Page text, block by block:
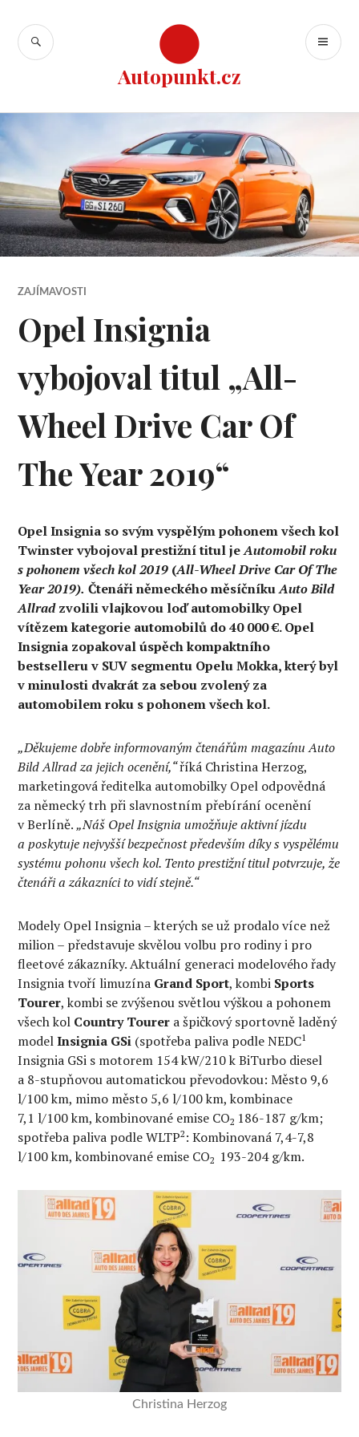
obsahu
Autopunkt.cz
HLEDAT
ZAJÍMAVOSTI
Opel Insignia
vybojoval titul „All-
Wheel Drive Car Of
The Year 2019“
Opel Insignia so svým vyspělým pohonem všech kol
Twinster vybojoval prestižní titul jeAutomobil roku
s pohonem všech kol 2019 (All-Wheel Drive Car Of The
Year 2019). Čtenáři německého měsíčníkuAuto Bild
Allradzvolili vlajkovou loď automobilky Opel
vítězem kategorie automobilů do 40 000 €. Opel
Insignia zopakoval úspěch kompaktního
bestselleru v SUV segmentu Opelu Mokka, který byl
v minulosti dvakrát za sebou zvolený za
automobilem roku s pohonem všech kol.
„Děkujeme dobře informovaným čtenářům magazínu Auto
Bild Allrad za jejich ocenění,“říká Christina Herzog,
marketingová ředitelka automobilky Opel odpovědná
za německý trh při slavnostním přebírání ocenění
v Berlíně.„Náš Opel Insignia umožňuje aktivní jízdu
a poskytuje nejvyšší bezpečnost především díky s vyspělému
systému pohonu všech kol. Tento prestižní titul potvrzuje, že
čtenáři a zákazníci to vidí stejně.“
Modely Opel Insignia – kterých se už prodalo více než
milion – představuje skvělou volbu pro rodiny i pro
fleetové zákazníky. Aktuální generaci modelového řady
Insignia tvoří limuzína Grand Sport, kombi Sports
Tourer, kombi se zvýšenou světlou výškou a pohonem
všech kol Country Tourer a špičkový sportovně laděný
modelInsignia GSi (spotřeba paliva podle NEDC1
Insignia GSi s motorem 154 kW/210 k BiTurbo diesel
a 8-stupňovou automatickou převodovkou: Město 9,6
l/100 km, mimo město 5,6 l/100 km, kombinace
7,1 l/100 km, kombinované emise CO2 186-187 g/km;
spotřeba paliva podle WLTP2 : Kombinovaná 7,4-7,8
l/100 km, kombinované emise CO2 193-204 g/km.
Christina Herzog